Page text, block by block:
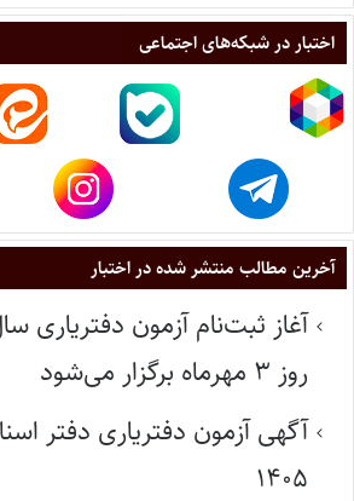
اختبار در شبکه‌های اجتماعی
آخرین مطالب منتشر شده در اختبار
روز ۳ مهرماه برگزار می‌شود
آگهی آزمون دفتریاری دفتر
۱۴۰۵